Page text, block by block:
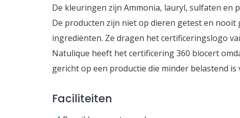
De kleuringen zijn Ammonia, lauryl, sulfaten en
De producten zijn niet op dieren getest en
ingrediënten. Ze dragen het certificeringslogo
Natulique heeft het certificering 360 biocert
gericht op een productie die minder belastend is
Faciliteiten